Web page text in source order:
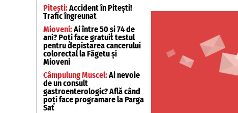
Pitești:Accident în Pitești!
Trafic îngreunat
Mioveni:Ai între 50 și 74 de
ani? Poți face gratuit testul
pentru depistarea cancerului
colorectal la Făgetu și
Mioveni
Câmpulung Muscel:Ai nevoie
de un consult
gastroenterologic? Află când
poți face programare la Parga
Sat